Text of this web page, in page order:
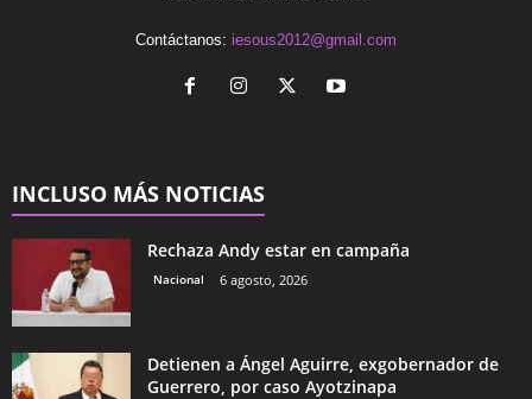
Contáctanos: iesous2012@gmail.com
INCLUSO MÁS NOTICIAS
Rechaza Andy estar en campaña
Nacional 6 agosto, 2026
Detienen a Ángel Aguirre, exgobernador de
Guerrero, por caso Ayotzinapa